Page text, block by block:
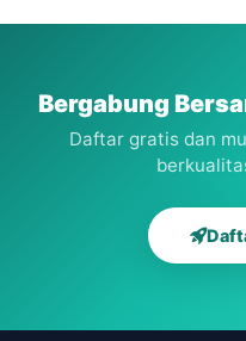
web
Bergabung
Daftar gratis dan